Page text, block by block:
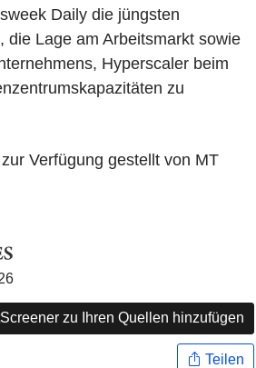
Daily die jüngsten
die Lage am Arbeitsmarkt sowie
Hyperscaler beim
zu
Verfügung gestellt von MT
zu Ihren Quellen hinzufügen
Teilen